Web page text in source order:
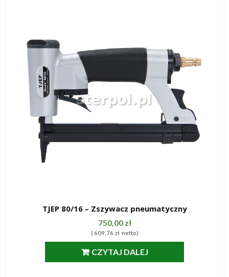
TJEP 80/16 – Zszywacz pneumatyczny
750,00 zł
( 609,76 zł netto)
CZYTAJ DALEJ